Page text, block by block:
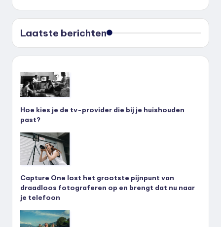
Laatste berichten
Hoe kies je de tv-provider die bij je huishouden
past?
Capture One lost het grootste pijnpunt van
draadloos fotograferen op en brengt dat nu naar
je telefoon